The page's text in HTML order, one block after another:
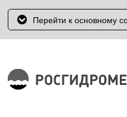
Перейти к основному